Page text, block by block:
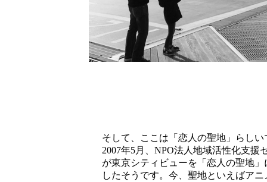
そして、ここは「恋人の聖地」らしい
2007年5月、NPO法人地域活性化支援
が東京シティビューを「恋人の聖地」
したそうです。今、聖地といえばアニ